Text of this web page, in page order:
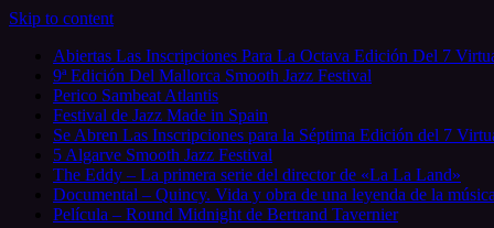
Skip to content
Abiertas Las Inscripciones Para La Octava Edición Del 7
9ª Edición Del Mallorca Smooth Jazz Festival
Perico Sambeat Atlantis
Festival de Jazz Made in Spain
Se Abren Las Inscripciones para la Séptima Edición del 7
5 Algarve Smooth Jazz Festival
The Eddy – La primera serie del director de «La La Land»
Documental – Quincy. Vida y obra de una leyenda de la
Película – Round Midnight de Bertrand Tavernier